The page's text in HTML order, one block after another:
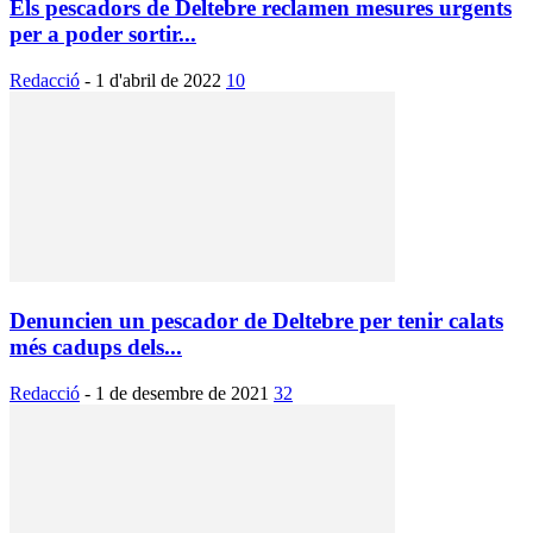
Els pescadors de Deltebre reclamen mesures urgents
per a poder sortir...
Redacció - 1 d'abril de 2022 10
Denuncien un pescador de Deltebre per tenir calats
més cadups dels...
Redacció - 1 de desembre de 2021 32